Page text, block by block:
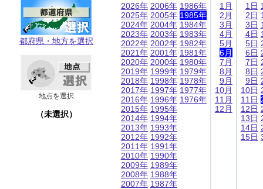
都府県・地方を選択
地点を選択
（未選択）
2026年
2025年
2024年
2023年
2022年
2021年
2020年
2019年
2018年
2017年
2016年
2015年
2014年
2013年
2012年
2011年
2010年
2009年
2008年
2007年
2006年
2005年
2004年
2003年
2002年
2001年
2000年
1999年
1998年
1997年
1996年
1995年
1994年
1993年
1992年
1991年
1990年
1989年
1988年
1987年
1986年
1985年
1984年
1983年
1982年
1981年
1980年
1979年
1978年
1977年
1976年
1月
2月
3月
4月
5月
6月
7月
8月
9月
10月
11月
12月
1日
2日
3日
4日
5日
6日
7日
8日
9日
10日
11日
12日
13日
14日
15日